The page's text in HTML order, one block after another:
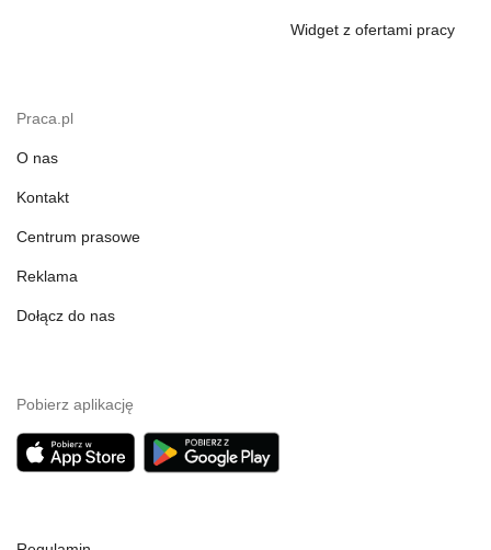
Widget z ofertami pracy
Praca.pl
O nas
Kontakt
Centrum prasowe
Reklama
Dołącz do nas
Pobierz aplikację